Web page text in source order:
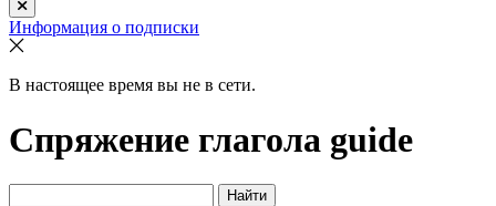
Информация о подписки
В настоящее время вы не в сети.
Спряжение глагола guide
Найти